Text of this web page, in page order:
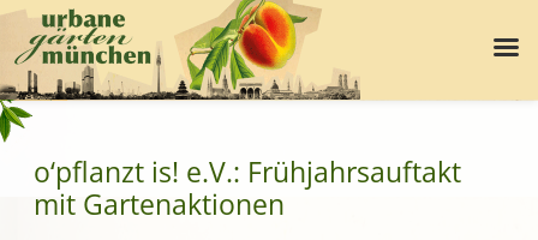
o‘pflanzt is! e.V.: Frühjahrsauftakt
mit Gartenaktionen